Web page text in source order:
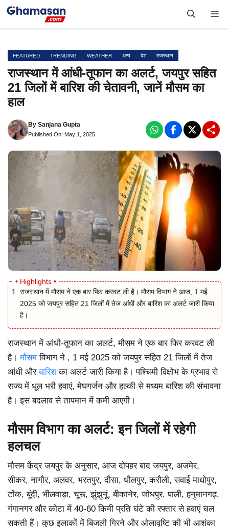
Skip
FEATURED TRENDING WEATHER अन्य देश राजस्थान
राजस्थान में आंधी-तूफान का अलर्ट, जयपुर सहित
21 जिलों में बारिश की चेतावनी, जानें मौसम का
हाल
By Sanjana Gupta
Published On: May 1, 2025
राजस्थान में मौसम ने एक बार फिर करवट ली है। मौसम विभाग ने आज, 1 मई
2025 को जयपुर सहित 21 जिलों में तेज आंधी और बारिश का अलर्ट जारी किया
है।
राजस्थान में आंधी-तूफान का अलर्ट, मौसम ने एक बार फिर करवट ली
है।मौसम विभाग ने , 1 मई 2025 को जयपुर सहित 21 जिलों में तेज
आंधी औरबारिशका अलर्ट जारी किया है। पश्चिमी विक्षोभ के प्रभाव से
राज्य में धूल भरी हवाएं, मेघगर्जन और हल्की से मध्यम बारिश की संभावना
है। इस बदलाव से तापमान में कमी आएगी।
मौसम विभाग का अलर्ट: इन जिलों में रहेगी
हलचल
मौसम केंद्र जयपुर के अनुसार, आज दोपहर बाद जयपुर, अजमेर,
सीकर, नागौर, अलवर, भरतपुर, दौसा, धौलपुर, करौली, सवाई माधोपुर,
टोंक, बूंदी, भीलवाड़ा, चूरू, झुंझुनूं, बीकानेर, जोधपुर, पाली, हनुमानगढ़,
गंगानगर और कोटा में 40-60 किमी प्रति घंटे की रफ्तार से हवाएं चल
सकती हैं। कुछ इलाकों में बिजली गिरने और ओलावृष्टि की भी आशंका